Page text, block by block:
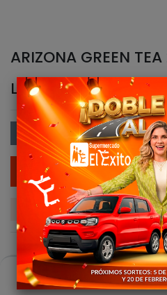
Casa Buscar
ARIZONA GREEN
L 50.50
Agregar
Agregar a la lista de Deseos
Compartir este Producto: